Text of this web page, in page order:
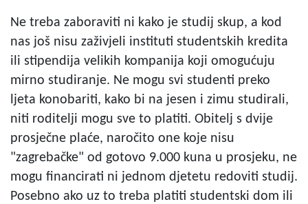
Ne treba zaboraviti ni kako je studij skup, a kod
nas još nisu zaživjeli instituti studentskih kredita
ili stipendija velikih kompanija koji omogućuju
mirno studiranje. Ne mogu svi studenti preko
ljeta konobariti, kako bi na jesen i zimu studirali,
niti roditelji mogu sve to platiti. Obitelj s dvije
prosječne plaće, naročito one koje nisu
"zagrebačke" od gotovo 9.000 kuna u prosjeku, ne
mogu financirati ni jednom djetetu redoviti studij.
Posebno ako uz to treba platiti studentski dom ili